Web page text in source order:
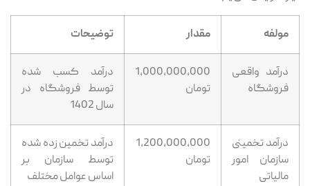
مولفه مقدار توضیحات
درآمد واقعی
فروشگاه
1,000,000,000
تومان
درآمد کسب ‌شده
توسط فروشگاه در
سال 1402
درآمد تخمینی
سازمان امور
مالیاتی
1,200,000,000
تومان
درآمد تخمین ‌زده ‌شده
توسط سازمان بر
اساس عوامل مختلف